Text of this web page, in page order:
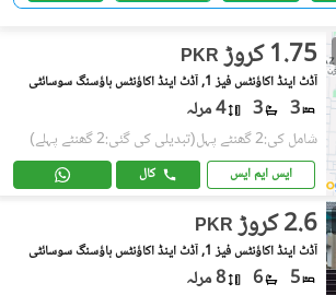
PKR 1.75 کروڑ
آڈٹ اینڈ اکاؤنٹس فیز 1, آڈٹ اینڈ اکاؤنٹس ہاؤسنگ سوسائٹی
3
3 4 مرلہ
شامل کی:2 گھنٹے پہل (تبدیلی کی گئی:2 گھنٹے پہلے)
ایس ایم ایس کال
PKR 2.6 کروڑ
آڈٹ اینڈ اکاؤنٹس فیز 1, آڈٹ اینڈ اکاؤنٹس ہاؤسنگ سوسائٹی
5
6 8 مرلہ